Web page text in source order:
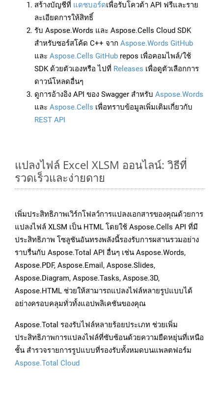
สร้างบัญชีที่ แดชบอร์ดเพื่อรับโควต้า API ฟรีและราย
ละเอียดการให้สิทธิ์
รับ Aspose.Words และ Aspose.Cells Cloud SDK
สำหรับซอร์สโค้ด C++ จาก Aspose.Words GitHub
และ Aspose.Cells GitHub repos เพื่อคอมไพล์/ใช้
SDK ด้วยตัวเองหรือ ไปที่ Releases เพื่อดูตัวเลือกการ
ดาวน์โหลดอื่นๆ
ดูการอ้างอิง API ของ Swagger สำหรับ Aspose.Words
และ Aspose.Cells เพื่อทราบข้อมูลเพิ่มเติมเกี่ยวกับ
REST API
แปลงไฟล์ Excel XLSM ออนไลน์: วิธีที่
รวดเร็วและง่ายดาย
เพิ่มประสิทธิภาพเวิร์กโฟลว์การแปลงเอกสารของคุณด้วยการ
แปลงไฟล์ XLSM เป็น HTML โดยใช้ Aspose.Cells API ที่มี
ประสิทธิภาพ โซลูชันอันทรงพลังนี้รองรับการผสานรวมอย่าง
ราบรื่นกับ Aspose.Total API อื่นๆ เช่น Aspose.Words,
Aspose.PDF, Aspose.Email, Aspose.Slides,
Aspose.Diagram, Aspose.Tasks, Aspose.3D,
Aspose.HTML ช่วยให้สามารถแปลงไฟล์หลายรูปแบบได้
อย่างครอบคลุมทั่วทั้งแอปพลิเคชันของคุณ
Aspose.Total รองรับไฟล์หลายร้อยประเภท ช่วยเพิ่ม
ประสิทธิภาพการแปลงไฟล์ที่ซับซ้อนด้วยความยืดหยุ่นที่เหนือ
ชั้น สำรวจรายการรูปแบบที่รองรับทั้งหมดบนแพลตฟอร์ม
Aspose.Total Cloud